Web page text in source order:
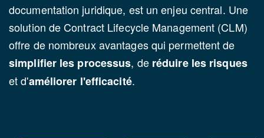
documentation juridique, est un enjeu central. Une
solution de Contract Lifecycle Management (CLM)
offre de nombreux avantages qui permettent de
simplifier les processus, de réduire les risques
et d'améliorer l'efficacité.